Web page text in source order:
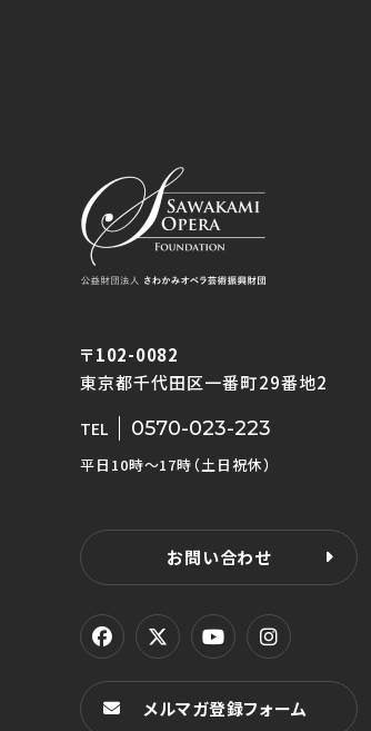
〒102-0082
東京都千代田区一番町29番地2
TEL 0570-023-223
平日10時〜17時（土日祝休）
お問い合わせ
メルマガ登録フォーム